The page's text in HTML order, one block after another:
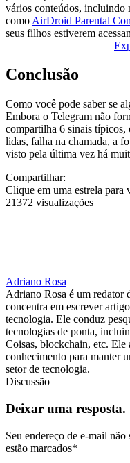
vários conteúdos, incluindo
como AirDroid Parental
seus filhos estiverem
Conclusão
Como você pode saber se
Embora o Telegram não
compartilha 6 sinais típicos,
lidas, falha na chamada, a
visto pela última vez há
Compartilhar:
Clique em uma estrela para
21372 visualizações
Adriano Rosa
Adriano Rosa é um redator
concentra em escrever
tecnologia. Ele conduz
tecnologias de ponta,
Coisas, blockchain, etc. Ele
conhecimento para manter
setor de tecnologia.
Discussão
Deixar uma resposta.
Seu endereço de e-mail não
estão marcados*